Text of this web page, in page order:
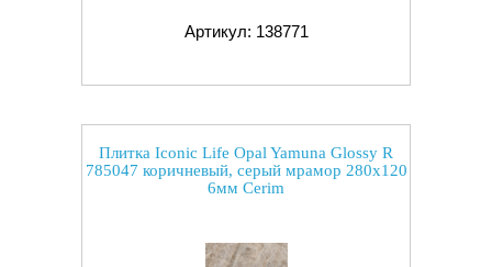
Артикул: 138771
Плитка Iconic Life Opal Yamuna Glossy R
785047 коричневый, серый мрамор 280x120
6мм Cerim